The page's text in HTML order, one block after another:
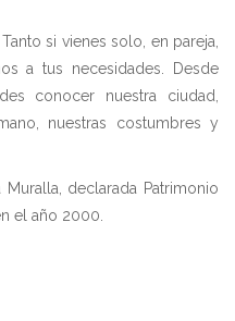
si vienes solo, en pareja,
a tus necesidades. Desde
conocer nuestra ciudad,
nuestras costumbres y
declarada Patrimonio
el año 2000.